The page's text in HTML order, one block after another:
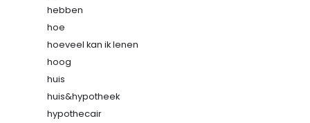
hebben
hoe
hoeveel kan ik lenen
hoog
huis
huis&hypotheek
hypothecair